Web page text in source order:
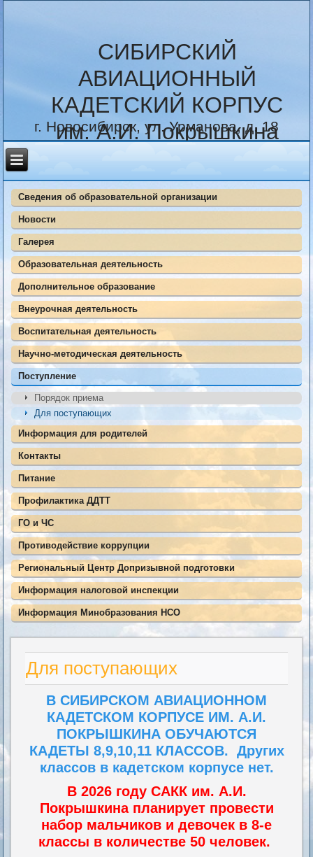
СИБИРСКИЙ
АВИАЦИОННЫЙ
КАДЕТСКИЙ КОРПУС
им. А.И. Покрышкина
г. Новосибирск, ул. Урманова, д. 18
Сведения об образовательной организации
Новости
Галерея
Образовательная деятельность
Дополнительное образование
Внеурочная деятельность
Воспитательная деятельность
Научно-методическая деятельность
Поступление
Порядок приема
Для поступающих
Информация для родителей
Контакты
Питание
Профилактика ДДТТ
ГО и ЧС
Противодействие коррупции
Региональный Центр Допризывной подготовки
Информация налоговой инспекции
Информация Минобразования НСО
Для поступающих
В СИБИРСКОМ АВИАЦИОННОМ
КАДЕТСКОМ КОРПУСЕ ИМ. А.И.
ПОКРЫШКИНА ОБУЧАЮТСЯ
КАДЕТЫ 8,9,10,11 КЛАССОВ. Других
классов в кадетском корпусе нет.
В 2026 году САККим. А.И.
Покрышкина планирует провести
набор мальчиков и девочек в 8-е
классы в количестве 50 человек.